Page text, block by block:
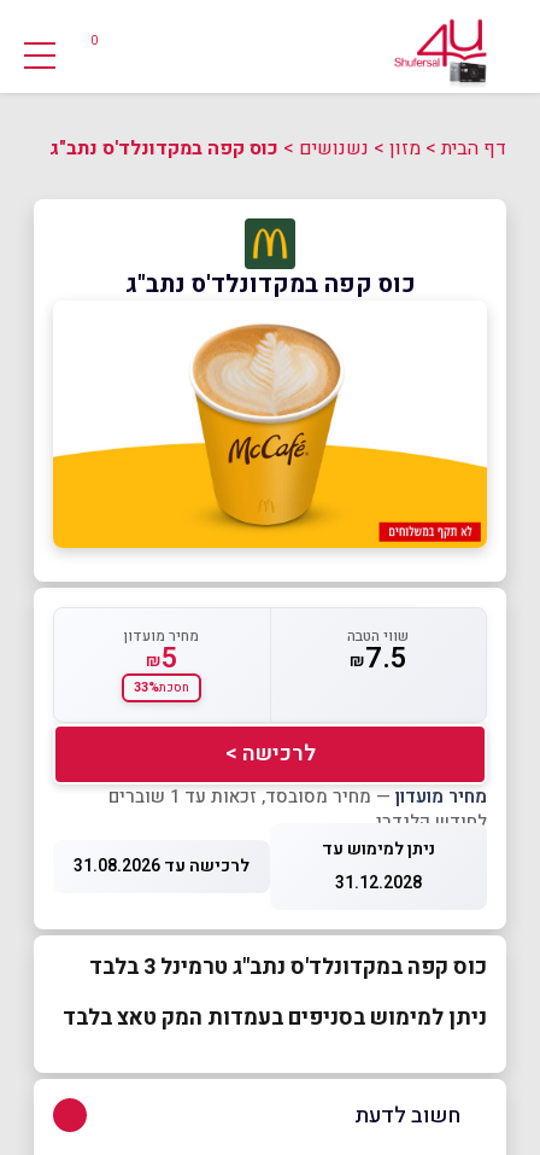
0
דף הבית> מזון > נשנושים > כוס קפה במקדונלד'ס נתב"ג
כוס קפה במקדונלד'ס נתב"ג
שווי הטבה
₪7.5
מחיר מועדון
₪5
חסכת33%
לרכישה >
מחיר מועדון
— מחיר מסובסד, זכאות עד 1 שוברים
לחודש קלנדרי
ניתן למימוש עד
31.12.2028
לרכישה עד 31.08.2026
כוס קפה במקדונלד'ס נתב"ג טרמינל 3 בלבד
ניתן למימוש בסניפים בעמדות המק טאצ בלבד
חשוב לדעת